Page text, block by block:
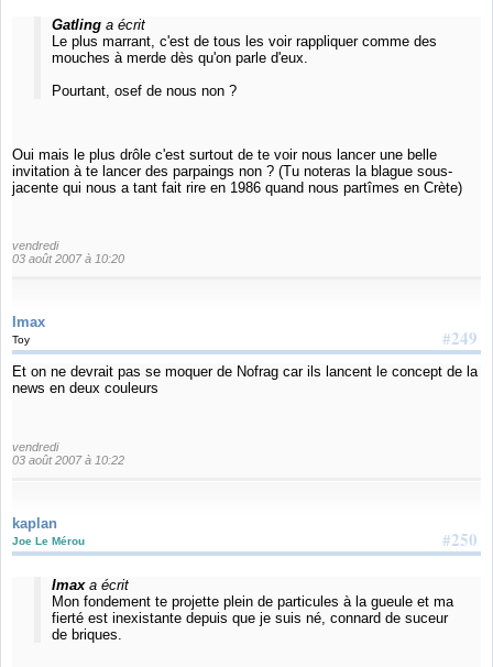
Gatlinga écrit
Le plus marrant, c'est de tous les voir rappliquer comme des
mouches à merde dès qu'on parle d'eux.
Pourtant, osef de nous non ?
Oui mais le plus drôle c'est surtout de te voir nous lancer une belle
invitation à te lancer des parpaings non ? (Tu noteras la blague sous-
jacente qui nous a tant fait rire en 1986 quand nous partîmes en Crète)
vendredi
03 août 2007 à 10:20
Imax
#249
Toy
Et on ne devrait pas se moquer de Nofrag car ils lancent le concept de la
news en deux couleurs
vendredi
03 août 2007 à 10:22
kaplan
#250
Joe Le Mérou
Imaxa écrit
Mon fondement te projette plein de particules à la gueule et ma
fierté est inexistante depuis que je suis né, connard de suceur
de briques.